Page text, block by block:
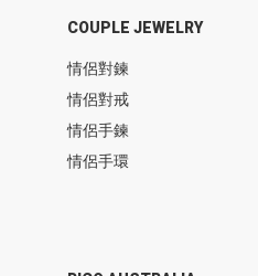
COUPLE JEWELRY
情侶對鍊
情侶對戒
情侶手鍊
情侶手環